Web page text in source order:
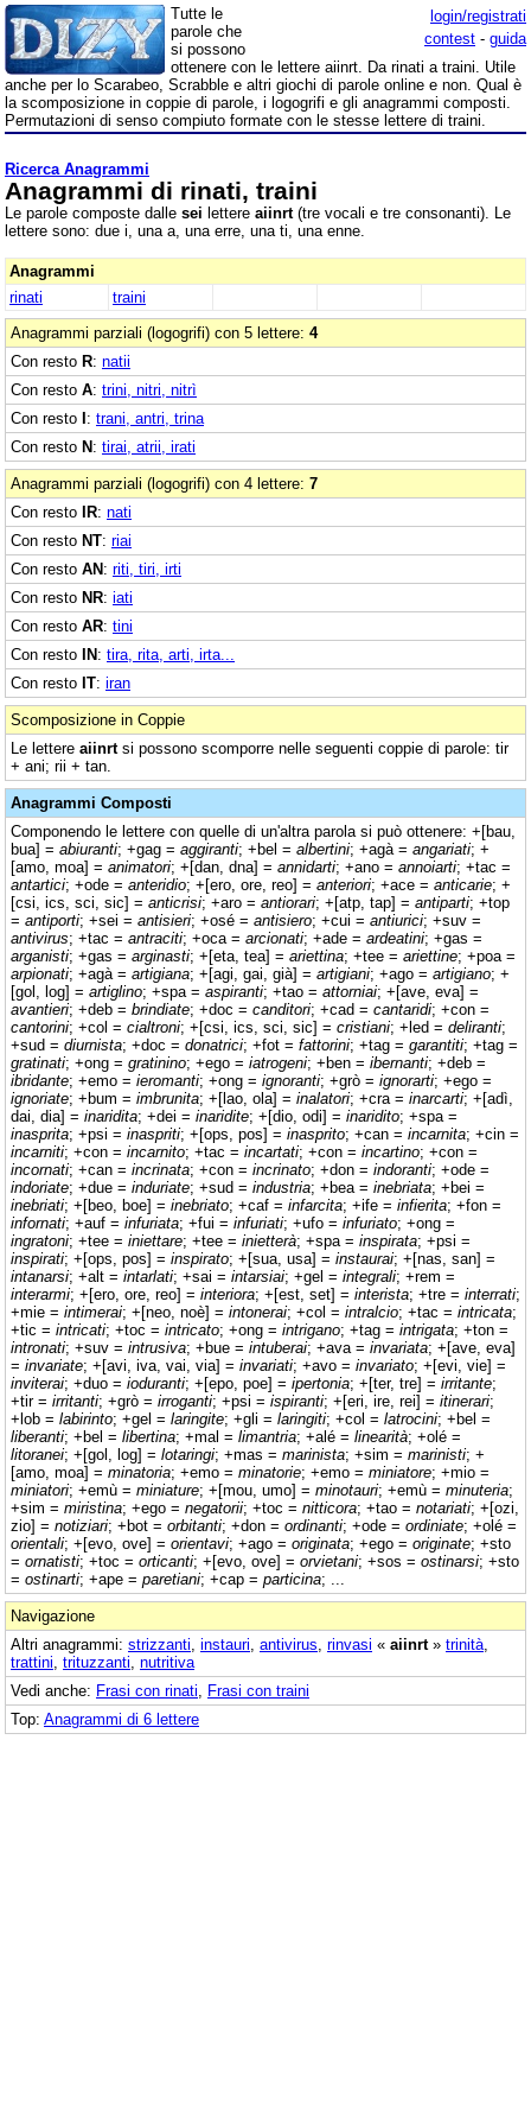
login/registrati
contest - guida
Tutte le
parole che
si possono
ottenere con le lettere aiinrt. Da rinati a traini. Utile
anche per lo Scarabeo, Scrabble e altri giochi di parole online e non. Qual è
la scomposizione in coppie di parole, i logogrifi e gli anagrammi composti.
Permutazioni di senso compiuto formate con le stesse lettere di traini.
Ricerca Anagrammi
Anagrammi di rinati, traini
Le parole composte dalle sei lettere aiinrt(tre vocali e tre consonanti). Le
lettere sono: due i, una a, una erre, una ti, una enne.
Anagrammi
rinati
traini
Anagrammi parziali (logogrifi) con 5 lettere: 4
Con resto R: natii
Con resto A: trini, nitri, nitrì
Con resto I: trani, antri, trina
Con resto N: tirai, atrii, irati
Anagrammi parziali (logogrifi) con 4 lettere: 7
Con resto IR: nati
Con resto NT: riai
Con resto AN: riti, tiri, irti
Con resto NR: iati
Con resto AR: tini
Con resto IN: tira, rita, arti, irta...
Con resto IT: iran
Scomposizione in Coppie
Le lettere aiinrtsi possono scomporre nelle seguenti coppie di parole: tir
+ ani; rii + tan.
Anagrammi Composti
Componendo le lettere con quelle di un'altra parola si può ottenere: +[bau,
bua] = abiuranti; +gag = aggiranti; +bel = albertini; +agà = angariati; +
[amo, moa] = animatori; +[dan, dna] = annidarti; +ano = annoiarti; +tac =
antartici; +ode = anteridio; +[ero, ore, reo] = anteriori; +ace = anticarie; +
[csi, ics, sci, sic] = anticrisi; +aro = antiorari; +[atp, tap] = antiparti; +top
= antiporti; +sei = antisieri; +osé = antisiero; +cui = antiurici; +suv =
antivirus; +tac = antraciti; +oca = arcionati; +ade = ardeatini; +gas =
arganisti; +gas = arginasti; +[eta, tea] = ariettina; +tee = ariettine; +poa =
arpionati; +agà = artigiana; +[agi, gai, già] = artigiani; +ago = artigiano; +
[gol, log] = artiglino; +spa = aspiranti; +tao = attorniai; +[ave, eva] =
avantieri; +deb = brindiate; +doc = canditori; +cad = cantaridi; +con =
cantorini; +col = cialtroni; +[csi, ics, sci, sic] = cristiani; +led = deliranti;
+sud = diurnista; +doc = donatrici; +fot = fattorini; +tag = garantiti; +tag =
gratinati; +ong = gratinino; +ego = iatrogeni; +ben = ibernanti; +deb =
ibridante; +emo = ieromanti; +ong = ignoranti; +grò = ignorarti; +ego =
ignoriate; +bum = imbrunita; +[lao, ola] = inalatori; +cra = inarcarti; +[adì,
dai, dia] = inaridita; +dei = inaridite; +[dio, odi] = inaridito; +spa =
inasprita; +psi = inaspriti; +[ops, pos] = inasprito; +can = incarnita; +cin =
incarniti; +con = incarnito; +tac = incartati; +con = incartino; +con =
incornati; +can = incrinata; +con = incrinato; +don = indoranti; +ode =
indoriate; +due = induriate; +sud = industria; +bea = inebriata; +bei =
inebriati; +[beo, boe] = inebriato; +caf = infarcita; +ife = infierita; +fon =
infornati; +auf = infuriata; +fui = infuriati; +ufo = infuriato; +ong =
ingratoni; +tee = iniettare; +tee = inietterà; +spa = inspirata; +psi =
inspirati; +[ops, pos] = inspirato; +[sua, usa] = instaurai; +[nas, san] =
intanarsi; +alt = intarlati; +sai = intarsiai; +gel = integrali; +rem =
interarmi; +[ero, ore, reo] = interiora; +[est, set] = interista; +tre = interrati;
+mie = intimerai; +[neo, noè] = intonerai; +col = intralcio; +tac = intricata;
+tic = intricati; +toc = intricato; +ong = intrigano; +tag = intrigata; +ton =
intronati; +suv = intrusiva; +bue = intuberai; +ava = invariata; +[ave, eva]
= invariate; +[avi, iva, vai, via] = invariati; +avo = invariato; +[evi, vie] =
inviterai; +duo = ioduranti; +[epo, poe] = ipertonia; +[ter, tre] = irritante;
+tir = irritanti; +grò = irroganti; +psi = ispiranti; +[eri, ire, rei] = itinerari;
+lob = labirinto; +gel = laringite; +gli = laringiti; +col = latrocini; +bel =
liberanti; +bel = libertina; +mal = limantria; +alé = linearità; +olé =
litoranei; +[gol, log] = lotaringi; +mas = marinista; +sim = marinisti; +
[amo, moa] = minatoria; +emo = minatorie; +emo = miniatore; +mio =
miniatori; +emù = miniature; +[mou, umo] = minotauri; +emù = minuteria;
+sim = miristina; +ego = negatorii; +toc = nitticora; +tao = notariati; +[ozi,
zio] = notiziari; +bot = orbitanti; +don = ordinanti; +ode = ordiniate; +olé =
orientali; +[evo, ove] = orientavi; +ago = originata; +ego = originate; +sto
= ornatisti; +toc = orticanti; +[evo, ove] = orvietani; +sos = ostinarsi; +sto
= ostinarti; +ape = paretiani; +cap = particina; ...
Navigazione
Altri anagrammi: strizzanti instauri antivirus rinvasi « aiinrt» trinità
trattini trituzzanti nutritiva
Vedi anche: Frasi con rinati
Frasi con traini
Top: Anagrammi di 6 lettere